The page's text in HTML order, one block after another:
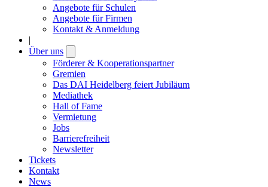
Angebote für Schulen
Angebote für Firmen
Kontakt & Anmeldung
|
Über uns
submenu
Förderer & Kooperationspartner
Gremien
Das DAI Heidelberg feiert Jubiläum
Mediathek
Hall of Fame
Vermietung
Jobs
Barrierefreiheit
Newsletter
Tickets
Kontakt
News